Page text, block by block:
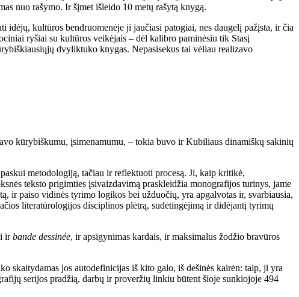
nuo rašymo. Ir šįmet išleido 10 metų rašytą knygą.
kultūros bendruomenėje ji jaučiasi patogiai, nes daugelį pažįsta, ir čia
ryšiai su kultūros veikėjais – dėl kalibro paminėsiu tik Stasį
dvyliktuko knygas. Nepasisekus tai vėliau realizavo
kūrybiškumu, įsimenamumu, – tokia buvo ir Kubiliaus dinamiškų sakinių
paskui metodologiją, tačiau ir reflektuoti procesą. Ji, kaip kritikė,
teksto prigimties įsivaizdavimą praskleidžia monografijos turinys, jame
ir paiso vidinės tyrimo logikos bei užduočių, yra apgalvotas ir, svarbiausia,
literatūrologijos disciplinos plėtrą, sudėtingėjimą ir didėjantį tyrimų
irbande dessinée, ir apsigynimas kardais, ir maksimalus žodžio bravūros
skaitydamas jos autodefinicijas iš kito galo, iš dešinės kairėn: taip, ji yra
serijos pradžią, darbų ir proveržių linkiu būtent šioje sunkiojoje 494